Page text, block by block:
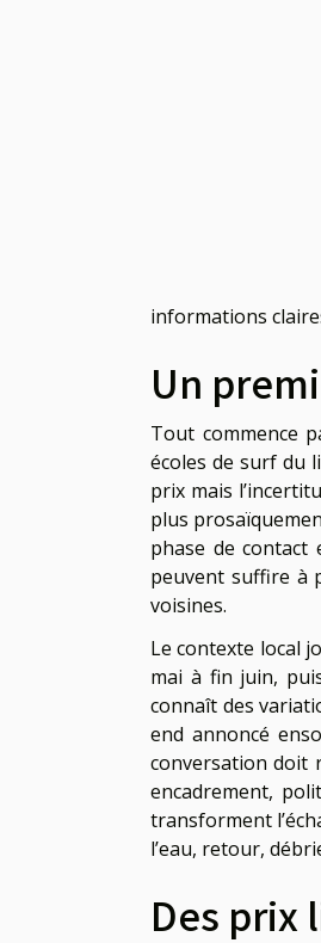
informations
Un
Tout commence
écoles de surf du
prix mais
plus
phase de
peuvent suffire à
voisines.
Le contexte local
mai à fin juin,
connaît des
end annoncé
conversation doit
encadrement,
transforment
l’eau, retour,
Des prix